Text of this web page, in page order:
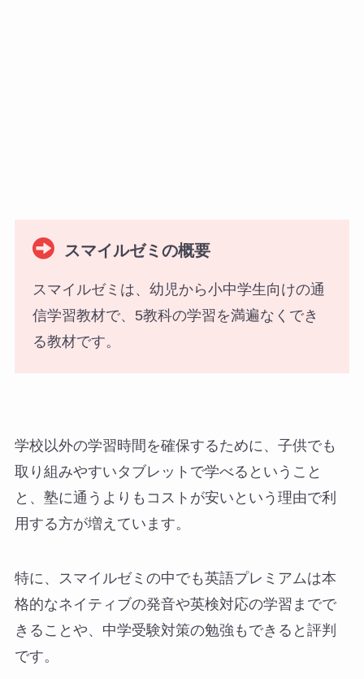
スマイルゼミの概要
スマイルゼミは、幼児から小中学生向けの通
信学習教材で、5教科の学習を満遍なくでき
る教材です。
学校以外の学習時間を確保するために、子供でも
取り組みやすいタブレットで学べるということ
と、塾に通うよりもコストが安いという理由で利
用する方が増えています。
特に、スマイルゼミの中でも英語プレミアムは本
格的なネイティブの発音や英検対応の学習までで
きることや、中学受験対策の勉強もできると評判
です。